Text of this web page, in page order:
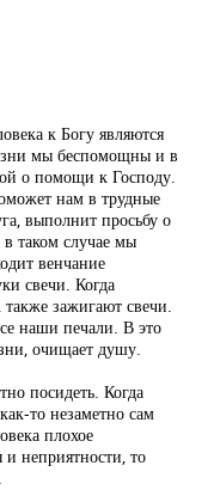
к Богу являются
мы беспомощны и в
о помощи к Господу.
нам в трудные
выполнит просьбу о
в таком случае мы
венчание
свечи. Когда
зажигают свечи.
наши печали. В это
очищает душу.
посидеть. Когда
то незаметно сам
плохое
и неприятности, то